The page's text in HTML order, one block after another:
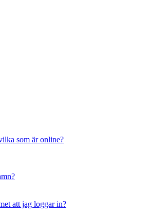
som är online?
att jag loggar in?